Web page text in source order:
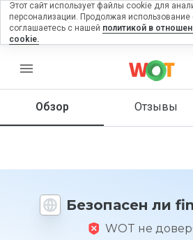
menu
Обзор Отзывы
Безопасен ли
WOT не
на
Как бы
этот
1 до 5?
Этот сайт использует файлы cookie для
персонализации. Продолжая использование
соглашаетесь с нашей политикой в
cookie.